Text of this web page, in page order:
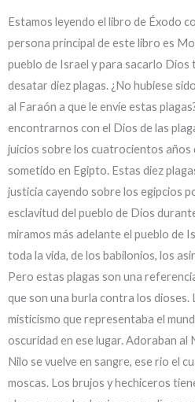
Estamos leyendo el libro de Éxodo
persona principal de este libro es
pueblo de Israel y para sacarlo
desatar diez plagas. ¿No hubiese
al Faraón a que le envíe estas
encontrarnos con el Dios de las
juicios sobre los cuatrocientos años
sometido en Egipto. Estas diez
justicia cayendo sobre los egipcios
esclavitud del pueblo de Dios
miramos más adelante el pueblo de
toda la vida, de los babilonios, los
Pero estas plagas son una
que son una burla contra los dioses.
misticismo que representaba el
oscuridad en ese lugar. Adoraban al
Nilo se vuelve en sangre, ese rio el
moscas. Los brujos y hechiceros